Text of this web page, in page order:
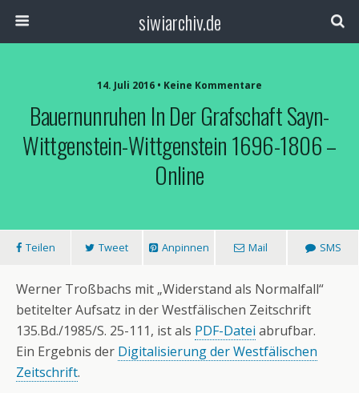
siwiarchiv.de
14. Juli 2016 • Keine Kommentare
Bauernunruhen In Der Grafschaft Sayn-
Wittgenstein-Wittgenstein 1696-1806 –
Online
Teilen Tweet Anpinnen Mail SMS
Werner Troßbachs mit „Widerstand als Normalfall“
betitelter Aufsatz in der Westfälischen Zeitschrift
135.Bd./1985/S. 25-111, ist als PDF-Datei abrufbar.
Ein Ergebnis der Digitalisierung der Westfälischen
Zeitschrift.